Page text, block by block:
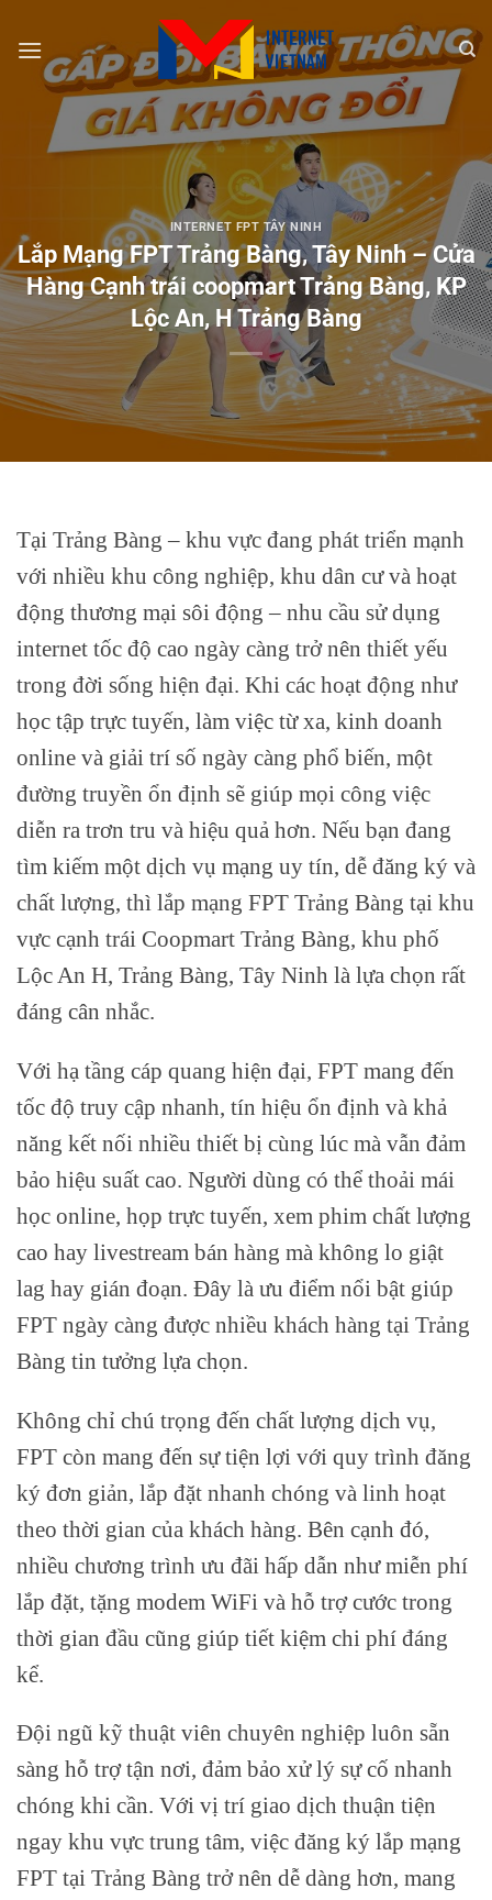
đến
INTERNET FPT TÂY NINH
Lắp Mạng FPT Trảng Bàng, Tây Ninh – Cửa
Hàng Cạnh trái coopmart Trảng Bàng, KP
Lộc An, H Trảng Bàng
Tại Trảng Bàng – khu vực đang phát triển mạnh
với nhiều khu công nghiệp, khu dân cư và hoạt
động thương mại sôi động – nhu cầu sử dụng
internet tốc độ cao ngày càng trở nên thiết yếu
trong đời sống hiện đại. Khi các hoạt động như
học tập trực tuyến, làm việc từ xa, kinh doanh
online và giải trí số ngày càng phổ biến, một
đường truyền ổn định sẽ giúp mọi công việc
diễn ra trơn tru và hiệu quả hơn. Nếu bạn đang
tìm kiếm một dịch vụ mạng uy tín, dễ đăng ký và
chất lượng, thì lắp mạng FPT Trảng Bàng tại khu
vực cạnh trái Coopmart Trảng Bàng, khu phố
Lộc An H, Trảng Bàng, Tây Ninh là lựa chọn rất
đáng cân nhắc.
Với hạ tầng cáp quang hiện đại, FPT mang đến
tốc độ truy cập nhanh, tín hiệu ổn định và khả
năng kết nối nhiều thiết bị cùng lúc mà vẫn đảm
bảo hiệu suất cao. Người dùng có thể thoải mái
học online, họp trực tuyến, xem phim chất lượng
cao hay livestream bán hàng mà không lo giật
lag hay gián đoạn. Đây là ưu điểm nổi bật giúp
FPT ngày càng được nhiều khách hàng tại Trảng
Bàng tin tưởng lựa chọn.
Không chỉ chú trọng đến chất lượng dịch vụ,
FPT còn mang đến sự tiện lợi với quy trình đăng
ký đơn giản, lắp đặt nhanh chóng và linh hoạt
theo thời gian của khách hàng. Bên cạnh đó,
nhiều chương trình ưu đãi hấp dẫn như miễn phí
lắp đặt, tặng modem WiFi và hỗ trợ cước trong
thời gian đầu cũng giúp tiết kiệm chi phí đáng
kể.
Đội ngũ kỹ thuật viên chuyên nghiệp luôn sẵn
sàng hỗ trợ tận nơi, đảm bảo xử lý sự cố nhanh
chóng khi cần. Với vị trí giao dịch thuận tiện
ngay khu vực trung tâm, việc đăng ký lắp mạng
FPT tại Trảng Bàng trở nên dễ dàng hơn, mang